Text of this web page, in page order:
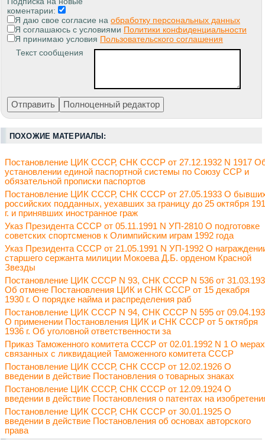
коментарии:
Я даю свое согласие на обработку персональных данных
Я соглашаюсь с условиями Политики конфиденциальности
Я принимаю условия Пользовательского соглашения
Текст сообщения
ПОХОЖИЕ МАТЕРИАЛЫ:
Постановление ЦИК СССР, СНК СССР от 27.12.1932 N 1917
установлении единой паспортной системы по Союзу ССР и
обязательной прописки паспортов
Постановление ЦИК СССР, СНК СССР от 27.05.1933 О
российских подданных, уехавших за границу до 25 октября
г. и принявших иностранное граж
Указ Президента СССР от 05.11.1991 N УП-2810 О подготовке
советских спортсменов к Олимпийским играм 1992 года
Указ Президента СССР от 21.05.1991 N УП-1992 О
старшего сержанта милиции Мокоева Д.Б. орденом Красной
Звезды
Постановление ЦИК СССР N 93, СНК СССР N 536 от
Об отмене Постановления ЦИК и СНК СССР от 15 декабря
1930 г. О порядке найма и распределения раб
Постановление ЦИК СССР N 94, СНК СССР N 595 от
О применении Постановления ЦИК и СНК СССР от 5 октября
1936 г. Об уголовной ответственности за
Приказ Таможенного комитета СССР от 02.01.1992 N 1 О
связанных с ликвидацией Таможенного комитета СССР
Постановление ЦИК СССР, СНК СССР от 12.02.1926 О
введении в действие Постановления о товарных знаках
Постановление ЦИК СССР, СНК СССР от 12.09.1924 О
введении в действие Постановления о патентах на
Постановление ЦИК СССР, СНК СССР от 30.01.1925 О
введении в действие Постановления об основах авторского
права